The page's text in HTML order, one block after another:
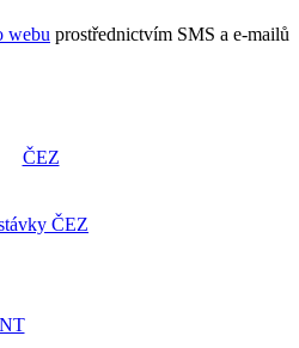
webu prostřednictvím SMS a e-mailů
ČEZ